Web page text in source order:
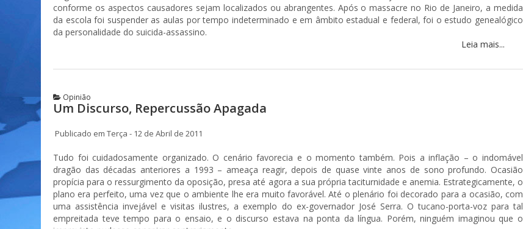
conforme os aspectos causadores sejam localizados ou abrangentes. Após o massacre no Rio de Janeiro, a medida
da escola foi suspender as aulas por tempo indeterminado e em âmbito estadual e federal, foi o estudo genealógico
da personalidade do suicida-assassino.
Leia mais...
Opinião
Um Discurso, Repercussão Apagada
Publicado em Terça - 12 de Abril de 2011
Tudo foi cuidadosamente organizado. O cenário favorecia e o momento também. Pois a inflação – o indomável
dragão das décadas anteriores a 1993 – ameaça reagir, depois de quase vinte anos de sono profundo. Ocasião
propícia para o ressurgimento da oposição, presa até agora a sua própria taciturnidade e anemia. Estrategicamente, o
plano era perfeito, uma vez que o ambiente lhe era muito favorável. Até o plenário foi decorado para a ocasião, com
uma assistência invejável e visitas ilustres, a exemplo do ex-governador José Serra. O tucano-porta-voz para tal
empreitada teve tempo para o ensaio, e o discurso estava na ponta da língua. Porém, ninguém imaginou que o